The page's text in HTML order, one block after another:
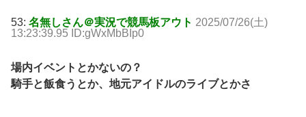
53: 名無しさん＠実況で競馬板アウト 2025/07/26(土)
13:23:39.95 ID:gWxMbBIp0
場内イベントとかないの？
騎手と飯食うとか、地元アイドルのライブとかさ